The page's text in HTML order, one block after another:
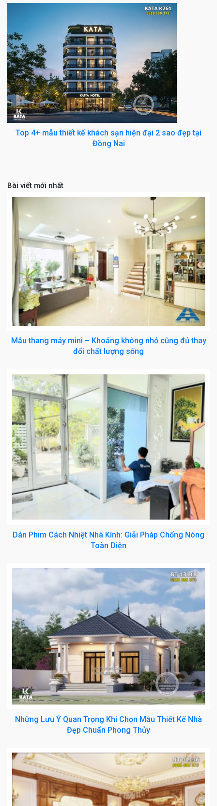
Top 4+ mẫu thiết kế khách sạn hiện đại 2 sao đẹp tại
Đồng Nai
Bài viết mới nhất
Mẫu thang máy mini – Khoảng không nhỏ cũng đủ thay
đổi chất lượng sống
Dán Phim Cách Nhiệt Nhà Kính: Giải Pháp Chống Nóng
Toàn Diện
Những Lưu Ý Quan Trọng Khi Chọn Mẫu Thiết Kế Nhà
Đẹp Chuẩn Phong Thủy